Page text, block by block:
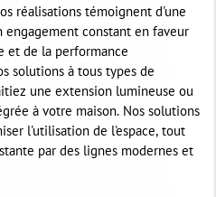
réalisations témoignent d'une
constant en faveur
et de la performance
solutions à tous types de
une extension lumineuse ou
à votre maison. Nos solutions
l'utilisation de l'espace, tout
par des lignes modernes et